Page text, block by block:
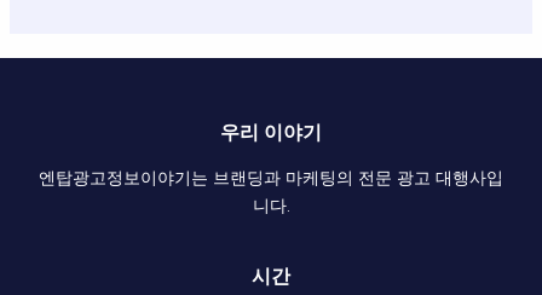
우리 이야기
엔탑광고정보이야기는 브랜딩과 마케팅의 전문 광고 대행사입
니다.
시간